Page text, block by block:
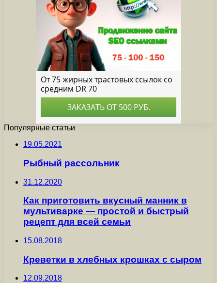
Популярные статьи
19.05.2021
Рыбный рассольник
31.12.2020
Как приготовить вкусный манник в
мультиварке — простой и быстрый
рецепт для всей семьи
15.08.2018
Креветки в хлебных крошках с сыром
12.09.2018